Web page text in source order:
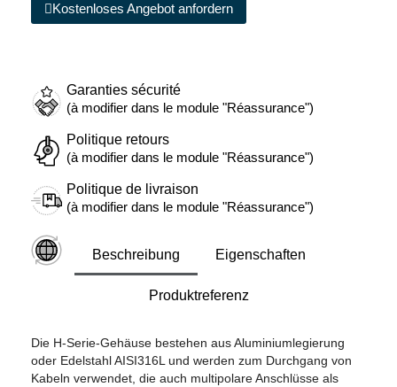
Kostenloses Angebot anfordern
Garanties sécurité
(à modifier dans le module "Réassurance")
Politique retours
(à modifier dans le module "Réassurance")
Politique de livraison
(à modifier dans le module "Réassurance")
Beschreibung Eigenschaften
Produktreferenz
Die H-Serie-Gehäuse bestehen aus Aluminiumlegierung
oder Edelstahl AISI316L und werden zum Durchgang von
Kabeln verwendet, die auch multipolare Anschlüsse als